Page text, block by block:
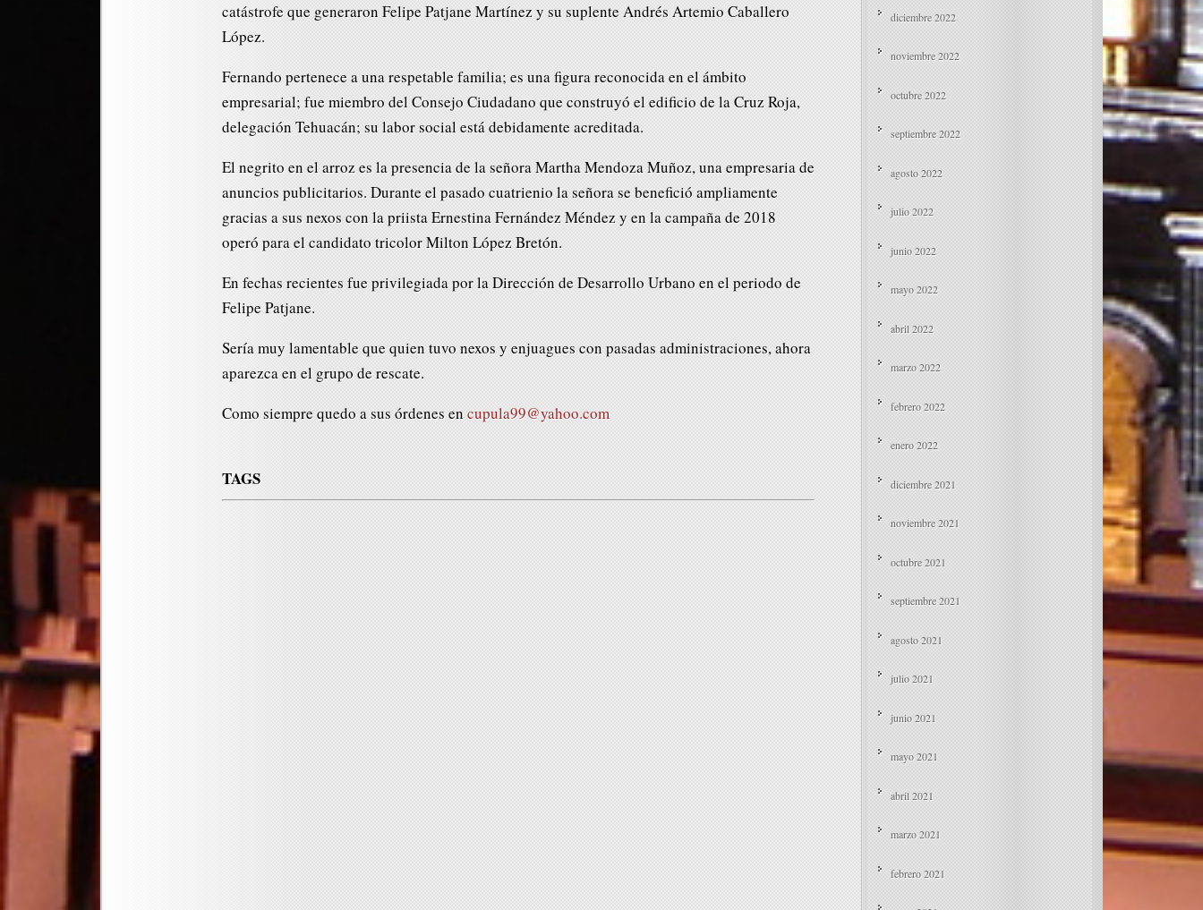
catástrofe que generaron Felipe Patjane Martínez y su suplente Andrés Artemio Caballero
López.
Fernando pertenece a una respetable familia; es una figura reconocida en el ámbito
empresarial; fue miembro del Consejo Ciudadano que construyó el edificio de la Cruz Roja,
delegación Tehuacán; su labor social está debidamente acreditada.
El negrito en el arroz es la presencia de la señora Martha Mendoza Muñoz, una empresaria de
anuncios publicitarios. Durante el pasado cuatrienio la señora se benefició ampliamente
gracias a sus nexos con la priista Ernestina Fernández Méndez y en la campaña de 2018
operó para el candidato tricolor Milton López Bretón.
En fechas recientes fue privilegiada por la Dirección de Desarrollo Urbano en el periodo de
Felipe Patjane.
Sería muy lamentable que quien tuvo nexos y enjuagues con pasadas administraciones, ahora
aparezca en el grupo de rescate.
Como siempre quedo a sus órdenes en cupula99@yahoo.com
TAGS
diciembre 2022
noviembre 2022
octubre 2022
septiembre 2022
agosto 2022
julio 2022
junio 2022
mayo 2022
abril 2022
marzo 2022
febrero 2022
enero 2022
diciembre 2021
noviembre 2021
octubre 2021
septiembre 2021
agosto 2021
julio 2021
junio 2021
mayo 2021
abril 2021
marzo 2021
febrero 2021